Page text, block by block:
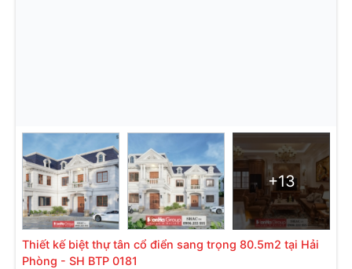
+13
Thiết kế biệt thự tân cổ điển sang trọng 80.5m2 tại Hải
Phòng - SH BTP 0181